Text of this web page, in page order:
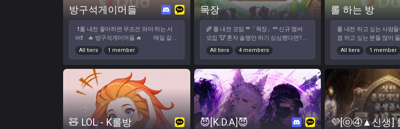
미새 ​ ❌ 분위기 흐리는 분 ​ ​
[현재 원딜라인 마감입니다] [탑,미드,
정글라인 적극적으로 환영합니다] ​
[ 여성유저분들 환영입니다.] 편하게 재밌
게 게임하실 수 있어요 :) ​ 지금 클랜
내 여러 이벤트와 컨텐츠들을 계획 중에
있으니 많이 오셔서 구경하시고 참여해보
세요 :)
방구석게이머들
❗️롤 내전 좋아하면 무조건 와야 하는 서
버❗️ 🔥 방구석게이머들 🔥 매일 같이
모여서 협곡 내전 / 칼바람 내전 / 이벤
트 내전까지 티어, 실력 상관 없이 다함
께 어울려 내전할 수 있는 서버입니
다 1️⃣ 내전 자주 열림 2️⃣ 언랭~챌린
저까지 티어 상관없이 참여 가능 3️⃣ 빡
겜보단 즐겁고 유쾌한 분위기 중심 4️⃣
혼자 와도 바로 낄 수 있음 💎 가끔
은 상품 걸고 내전도 진행! 💎 롤 좋아
하는데 같이 할 사람 없으면 방구석게이
머들에서 같이 ㄱㄱ 😎 📌 뉴비 환
All tiers 1 member
목장
🌾 롤 내전 모임 **「목장」** 신규 멤버
모집 🐮 혼자 솔랭만 하기 심심했다면? 퇴
근 후, 학교 끝나고 함께 웃으며 롤 한 판
할 사람을 찾고 있다면 **목장**으로 오세
요! ━━━━━━━━━━━━━━━ 🐑 **모집 대상**
🤍 20~30대 누구나 환영 💼 직장인 환영
🎓 대학생 · 취준생 환영 🎮 아이언 ~ 챌린
저 티어 제한 없음 🌱 초보 · 복귀 유저도
대환영 ━━━━━━━━━━━━━━━ 🐶 **목장에서
는!** 🌾 5:5 내전 상시 진행 ⚖️ 공정한 팀
밸런스 운영 🎙️ 서버 음성 참여 (소통) 🎉 정
기 이벤트 및 자체 대회 진행
All tiers 4 members
롤 하는 방
롤 내전 하고 싶는 사람들
겜 하고 싶는 분들 많이
All tiers 1 member
🧸 LOL - K롤방 😈[K.D.A]😈